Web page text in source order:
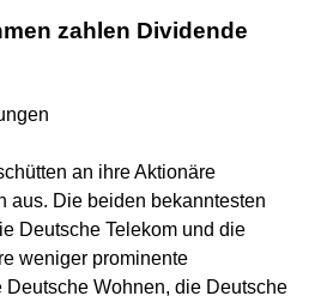
zahlen Dividende
an ihre Aktionäre
aus. Die beiden bekanntesten
Deutsche Telekom und die
weniger prominente
Deutsche Wohnen, die Deutsche